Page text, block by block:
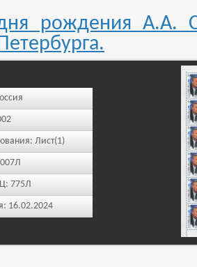
рождения А.А.
Лист(1)
775Л
16.02.2024